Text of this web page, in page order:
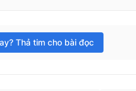
Thả tim cho bài đọc